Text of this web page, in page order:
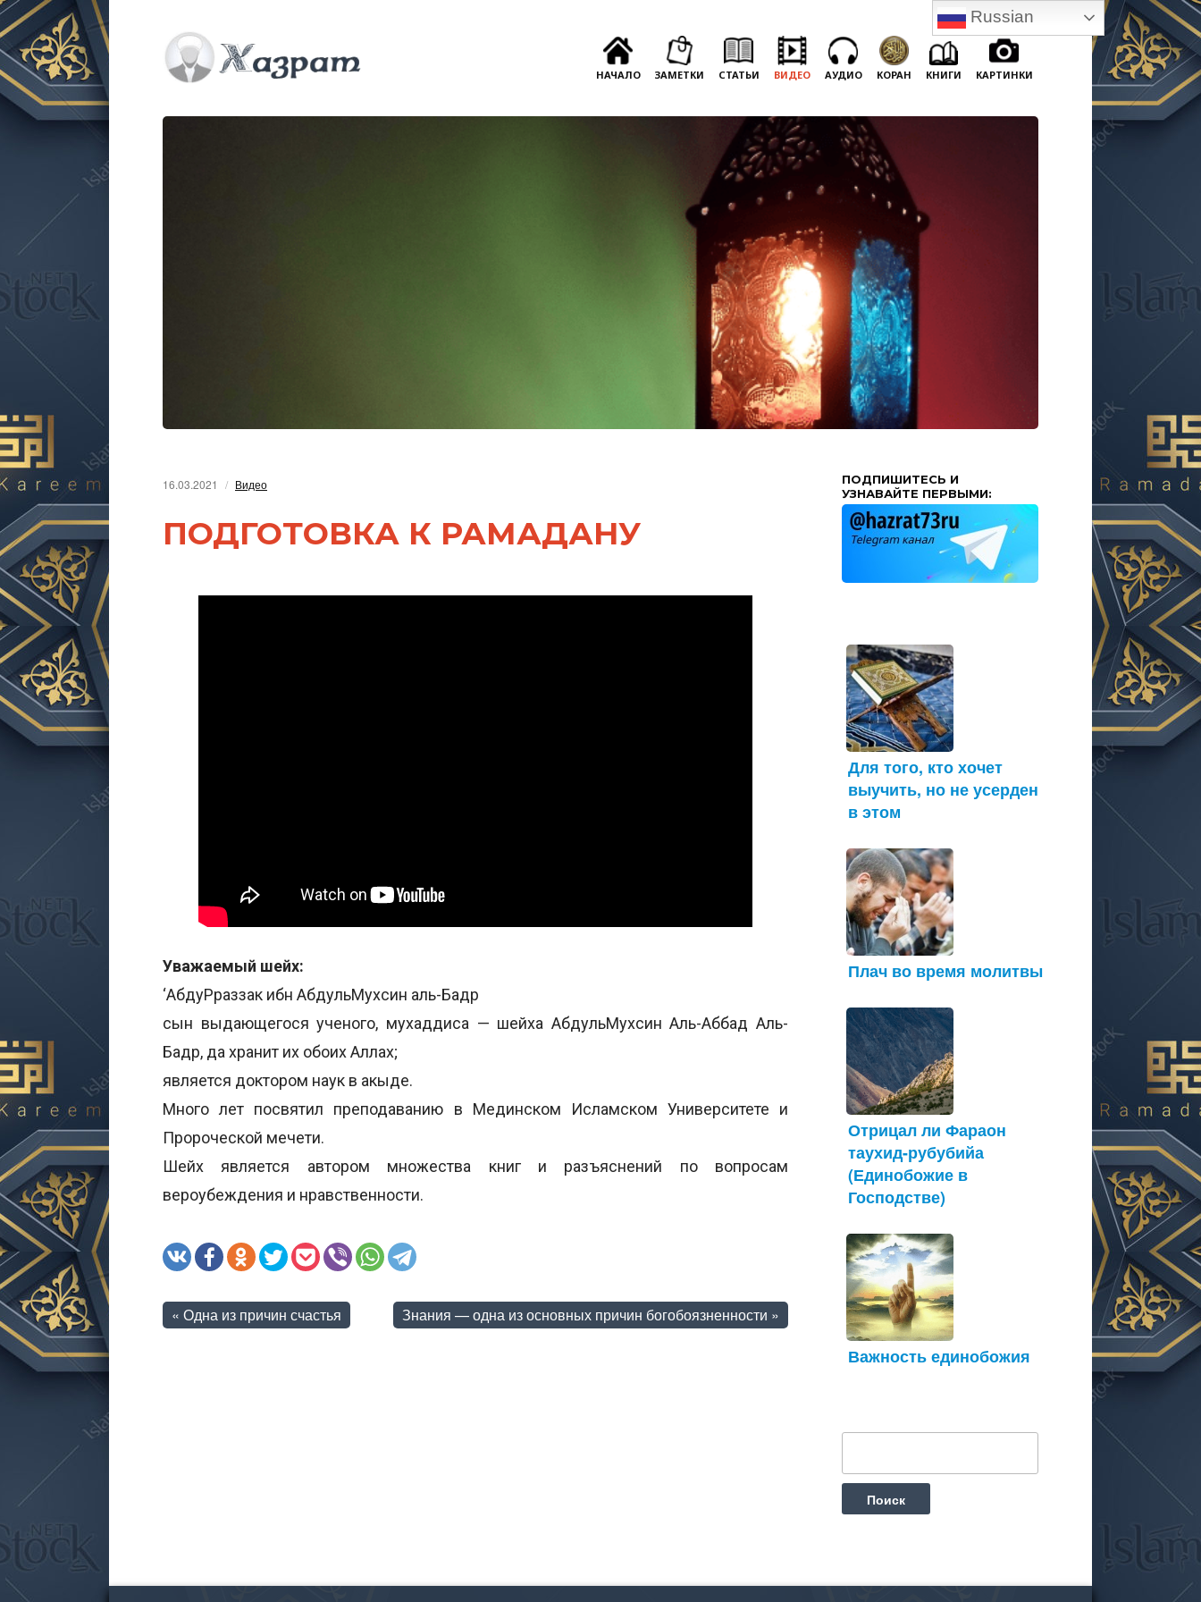
НАЧАЛО ЗАМЕТКИ СТАТЬИ ВИДЕО АУДИО КОРАН КНИГИ КАРТИНКИ
16.03.2021 Видео
ПОДГОТОВКА К РАМАДАНУ
Уважаемый шейх:
‘АбдуРраззак ибн АбдульМухсин аль-Бадр
сын выдающегося ученого, мухаддиса — шейха АбдульМухсин Аль-Аббад Аль-
Бадр, да хранит их обоих Аллах;
является доктором наук в акыде.
Много лет посвятил преподаванию в Мединском Исламском Университете и
Пророческой мечети.
Шейх является автором множества книг и разъяснений по вопросам
вероубеждения и нравственности.
Знания — одна из основных причин богобоязненности »
« Одна из причин счастья
ПОДПИШИТЕСЬ И
УЗНАВАЙТЕ ПЕРВЫМИ:
Для того, кто хочет
выучить, но не усерден
в этом
Плач во время молитвы
Отрицал ли Фараон
таухид-рубубийа
(Единобожие в
Господстве)
Важность единобожия
Russian